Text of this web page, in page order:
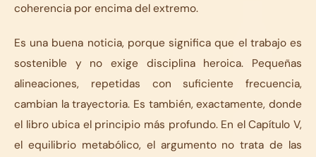
coherencia por encima del extremo.
Es una buena noticia, porque significa que el trabajo es
sostenible y no exige disciplina heroica. Pequeñas
alineaciones, repetidas con suficiente frecuencia,
cambian la trayectoria. Es también, exactamente, donde
el libro ubica el principio más profundo. En el Capítulo V,
el equilibrio metabólico, el argumento no trata de las